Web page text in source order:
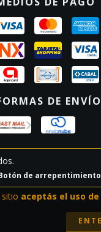
aceptás el uso
DE ENVÍO
de arrepentimiento